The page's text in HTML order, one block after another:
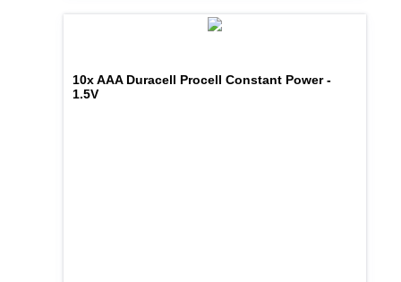
10x AAA Duracell Procell Constant Power -
1.5V